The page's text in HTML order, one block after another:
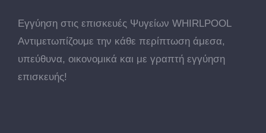
Εγγύηση στις επισκευές Ψυγείων WHIRLPOOL
Αντιμετωπίζουμε την κάθε περίπτωση άμεσα,
υπεύθυνα, οικονομικά και με γραπτή εγγύηση
επισκευής!